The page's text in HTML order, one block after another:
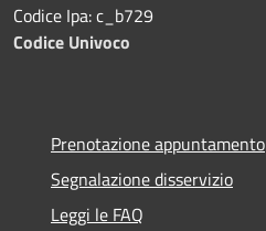
Codice Ipa: c_b729
Codice Univoco
Prenotazione appuntamento
Segnalazione disservizio
Leggi le FAQ